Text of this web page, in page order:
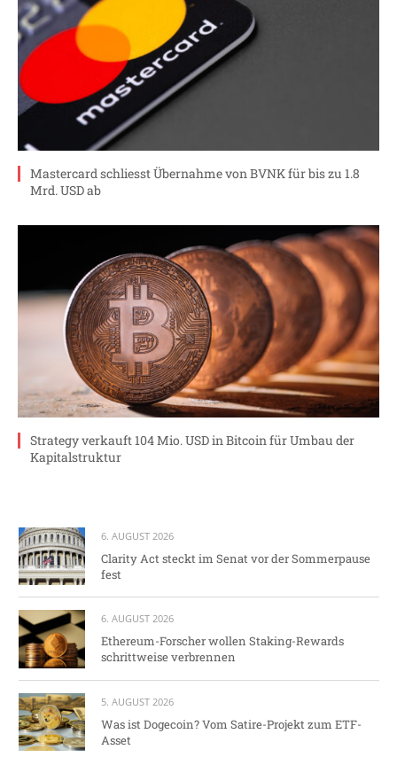
Mastercard schliesst Übernahme von BVNK für bis zu 1.8
Mrd. USD ab
Strategy verkauft 104 Mio. USD in Bitcoin für Umbau der
Kapitalstruktur
6. AUGUST 2026
Clarity Act steckt im Senat vor der Sommerpause
fest
6. AUGUST 2026
Ethereum-Forscher wollen Staking-Rewards
schrittweise verbrennen
5. AUGUST 2026
Was ist Dogecoin? Vom Satire-Projekt zum ETF-
Asset